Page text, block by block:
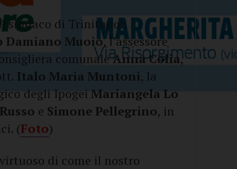
sindaco di Trinitapoli
Damiano Muoio, l’assessore
comunaleAnna Colia,
Italo Maria Muntoni, la
degli Ipogei Mariangela Lo
e Simone Pellegrino, in
(Foto)
di come il nostro